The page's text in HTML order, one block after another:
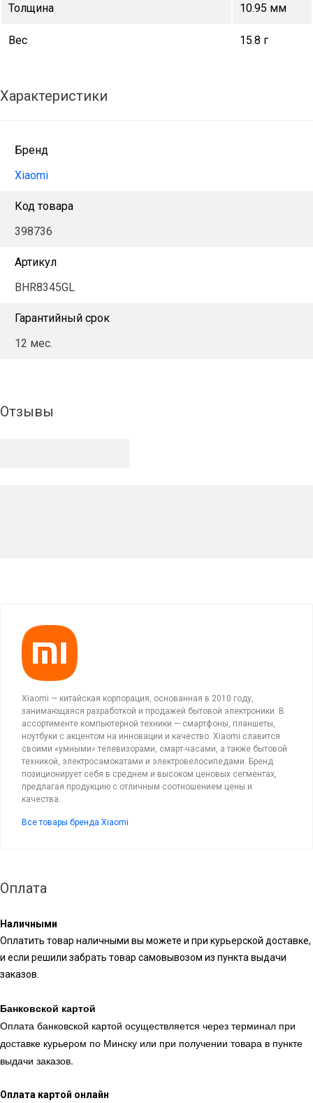
Толщина 10.95 мм
Вес 15.8 г
Характеристики
Бренд
Xiaomi
Код товара
398736
Артикул
BHR8345GL
Гарантийный срок
12 мес.
Отзывы
Xiaomi — китайская корпорация, основанная в 2010 году,
занимающаяся разработкой и продажей бытовой электроники. В
ассортименте компьютерной техники — смартфоны, планшеты,
ноутбуки с акцентом на инновации и качество. Xiaomi славится
своими «умными» телевизорами, смарт-часами, а также бытовой
техникой, электросамокатами и электровелосипедами. Бренд
позиционирует себя в среднем и высоком ценовых сегментах,
предлагая продукцию с отличным соотношением цены и
качества.
Все товары бренда Xiaomi
Оплата
Наличными
Оплатить товар наличными вы можете и при курьерской доставке,
и если решили забрать товар самовывозом из пункта выдачи
заказов.
Банковской картой
Оплата банковской картой осуществляется через терминал при
доставке курьером по Минску или при получении товара в пункте
выдачи заказов.
Оплата картой онлайн